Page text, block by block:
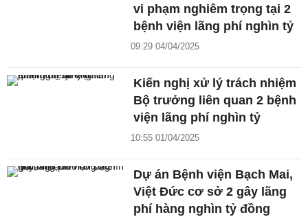
vi phạm nghiêm trọng tại 2
bệnh viện lãng phí nghìn tỷ
09:29 04/04/2025
Kiến nghị xử lý trách nhiệm
Bộ trưởng liên quan 2 bệnh
viện lãng phí nghìn tỷ
10:55 01/04/2025
Dự án Bệnh viện Bạch Mai,
Việt Đức cơ sở 2 gây lãng
phí hàng nghìn tỷ đồng